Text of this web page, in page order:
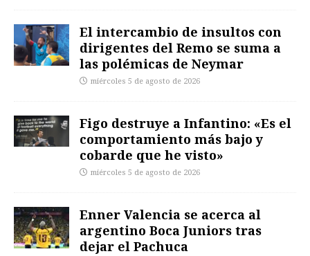
El intercambio de insultos con
dirigentes del Remo se suma a
las polémicas de Neymar
miércoles 5 de agosto de 2026
Figo destruye a Infantino: «Es el
comportamiento más bajo y
cobarde que he visto»
miércoles 5 de agosto de 2026
Enner Valencia se acerca al
argentino Boca Juniors tras
dejar el Pachuca